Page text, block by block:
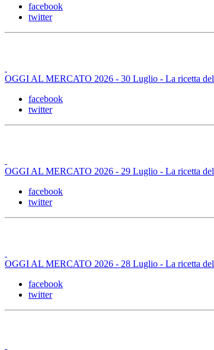
facebook
twitter
OGGI AL MERCATO 2026 - 30 Luglio - La ricetta
facebook
twitter
OGGI AL MERCATO 2026 - 29 Luglio - La ricetta del
facebook
twitter
OGGI AL MERCATO 2026 - 28 Luglio - La ricetta
facebook
twitter